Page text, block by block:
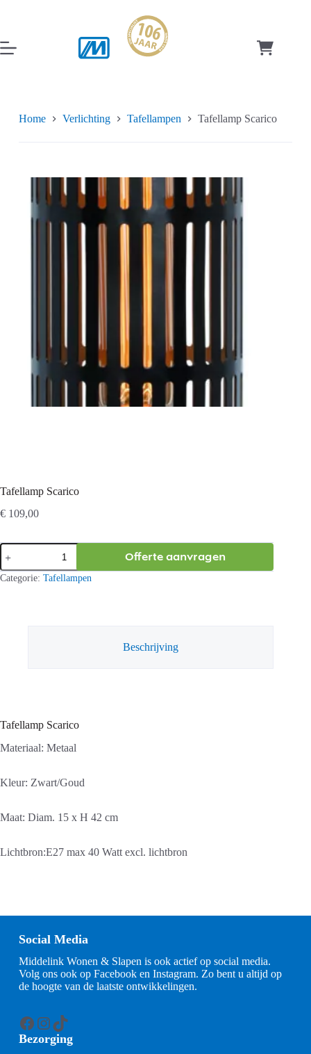
inhoud
Home Verlichting Tafellampen Tafellamp Scarico
Tafellamp Scarico
€ 109,00
Tafellamp
Scarico
aantal
Offerte aanvragen
Categorie: Tafellampen
Beschrijving
Tafellamp Scarico
Materiaal: Metaal
Kleur: Zwart/Goud
Maat: Diam. 15 x H 42 cm
Lichtbron:E27 max 40 Watt excl. lichtbron
Social Media
Middelink Wonen & Slapen is ook actief op social media.
Volg ons ook op Facebook en Instagram. Zo bent u altijd op
de hoogte van de laatste ontwikkelingen.
Facebook
Instagram
TikTok
Bezorging